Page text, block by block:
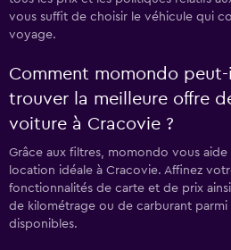
vous suffit de choisir le véhicule qui
voyage.
Comment momondo peut-
trouver la meilleure offre
voiture à Cracovie ?
Grâce aux filtres, momondo vous
location idéale à Cracovie. Affinez
fonctionnalités de carte et de prix
de kilométrage ou de carburant parmi
disponibles.